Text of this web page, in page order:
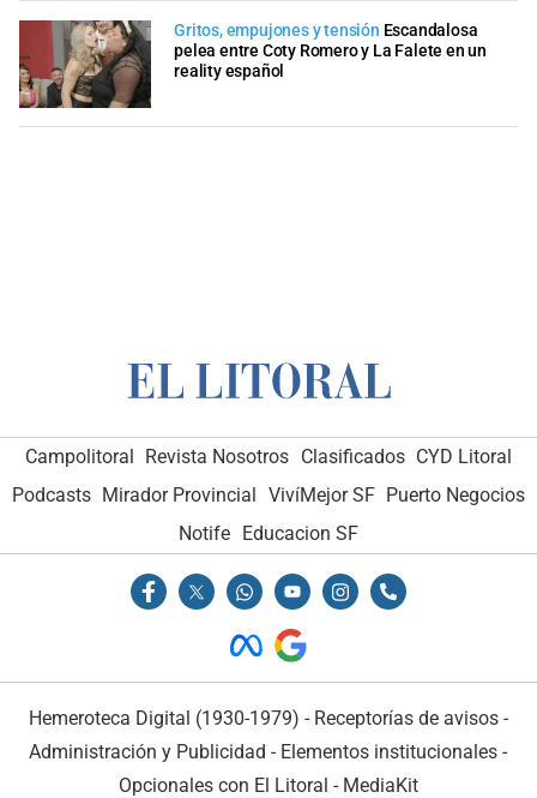
Gritos, empujones y tensión Escandalosa
pelea entre Coty Romero y La Falete en un
reality español
Campolitoral Revista Nosotros Clasificados CYD Litoral
Podcasts Mirador Provincial VivíMejor SF Puerto Negocios
Notife Educacion SF
Hemeroteca Digital (1930-1979) - Receptorías de avisos -
Administración y Publicidad - Elementos institucionales -
Opcionales con El Litoral - MediaKit